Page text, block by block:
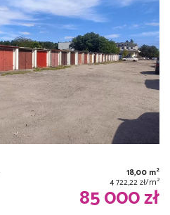
18,00 m2
4 722,22 zł/m2
85 000 zł